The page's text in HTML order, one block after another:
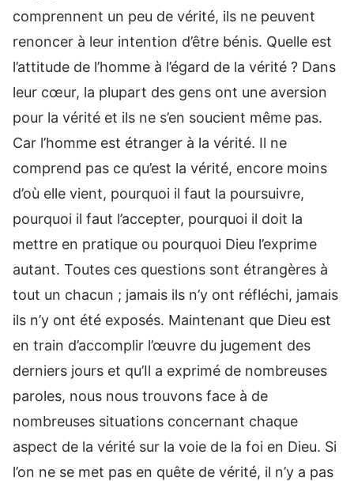
comprennent un peu de vérité, ils ne peuvent
renoncer à leur intention d’être bénis. Quelle est
l’attitude de l’homme à l’égard de la vérité ? Dans
leur cœur, la plupart des gens ont une aversion
pour la vérité et ils ne s’en soucient même pas.
Car l’homme est étranger à la vérité. Il ne
comprend pas ce qu’est la vérité, encore moins
d’où elle vient, pourquoi il faut la poursuivre,
pourquoi il faut l’accepter, pourquoi il doit la
mettre en pratique ou pourquoi Dieu l’exprime
autant. Toutes ces questions sont étrangères à
tout un chacun ; jamais ils n’y ont réfléchi, jamais
ils n’y ont été exposés. Maintenant que Dieu est
en train d’accomplir l’œuvre du jugement des
derniers jours et qu’Il a exprimé de nombreuses
paroles, nous nous trouvons face à de
nombreuses situations concernant chaque
aspect de la vérité sur la voie de la foi en Dieu. Si
l’on ne se met pas en quête de vérité, il n’y a pas